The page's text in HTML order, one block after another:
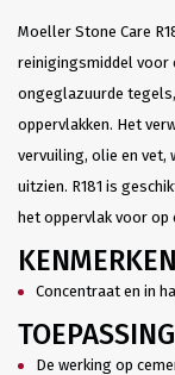
Moeller Stone Care
reinigingsmiddel voor
ongeglazuurde
oppervlakken. Het
vervuiling, olie en vet,
uitzien. R181 is
het oppervlak voor op
KENMERKEN
Concentraat en in
De werking op